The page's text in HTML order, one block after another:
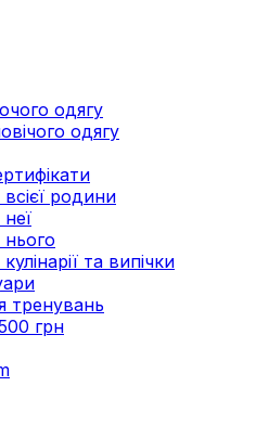
одягу
одягу
родини
та випічки
тренувань
грн